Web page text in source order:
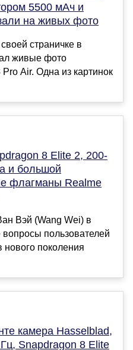
5500 мАч и
на живых фото
страничке в
живые фото
Air. Одна из картинок
8 Elite 2, 200-
и большой
флагманы Realme
Вэй (Wang Wei) в
пользователей
поколения
камера Hasselblad,
Snapdragon 8 Elite